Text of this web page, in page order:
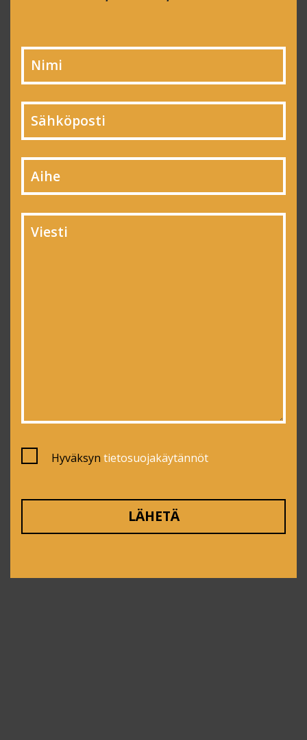
Hyväksyn tietosuojakäytännöt